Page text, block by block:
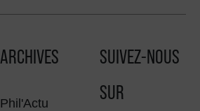
ARCHIVES
Phil'Actu
SUIVEZ-NOUS
SUR